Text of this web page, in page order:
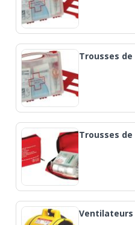
Trousses
Trousses